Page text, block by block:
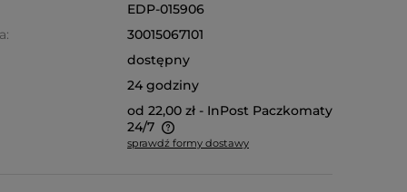
EDP-015906
30015067101
dostępny
24 godziny
od 22,00 zł - InPost Paczkomaty
24/7
sprawdź formy dostawy